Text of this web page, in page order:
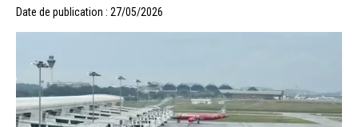
Date de publication : 27/05/2026